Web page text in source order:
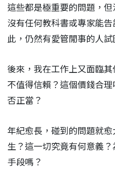
這些都是極重要的問題，
沒有任何教科書或專家能
此，仍然有愛管閒事的人試
後來，我在工作上又面臨
不值得信賴？這個價錢合
否正當？
年紀愈長，碰到的問題就
生？這一切究竟有何意義
手段嗎？